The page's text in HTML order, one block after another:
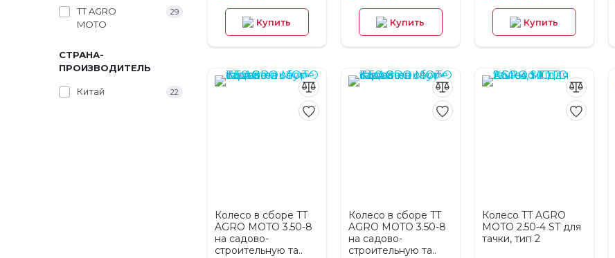
TT AGRO
MOTO
29
СТРАНА-
ПРОИЗВОДИТЕЛЬ
Китай 22
Купить Купить Купить
Колесо в сборе TT
AGRO MOTO 3.50-8
на садово-
строительную та..
Колесо в сборе TT
AGRO MOTO 3.50-8
на садово-
строительную та..
Колесо TT AGRO
MOTO 2.50-4 ST для
тачки, тип 2